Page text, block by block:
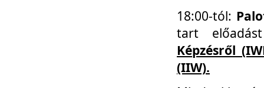
18:00-tól:
tart
Képzésről
(IIW).